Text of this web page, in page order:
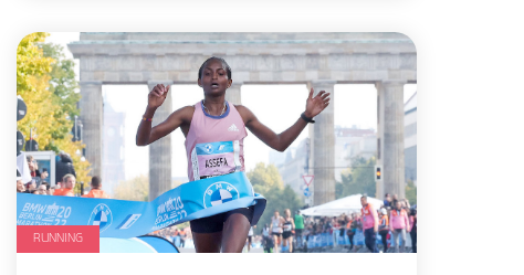
RUNNING